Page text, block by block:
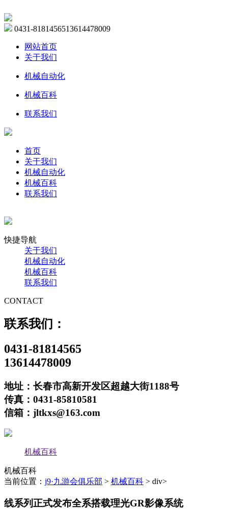
0431-8181456513614478009
网站首页
关于我们
机械自动化
机械百科
联系我们
首页
关于我们
机械自动化
机械百科
联系我们
快捷导航
关于我们
机械自动化
机械百科
联系我们
CONTACT
联系我们：
0431-81814565
13614478009
地址：长春市高新开发区超越大街1188号
传真：0431-85810581
信箱：jltkxs@163.com
机械百科
机械百科
当前位置： j9·九游会俱乐部 > 机械百科 > div>
线系列正式发布全系搭载理光GR影像系统